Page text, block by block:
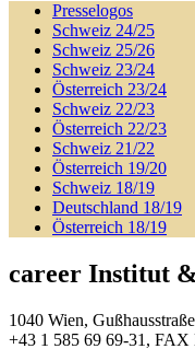
Presselogos
Schweiz 24/25
Schweiz 25/26
Schweiz 23/24
Österreich 23/24
Schweiz 22/23
Österreich 22/23
Schweiz 21/22
Österreich 19/20
Schweiz 18/19
Deutschland 18/19
Österreich 18/19
career Institut
1040 Wien,
+43 1 585 69 69-31, FAX